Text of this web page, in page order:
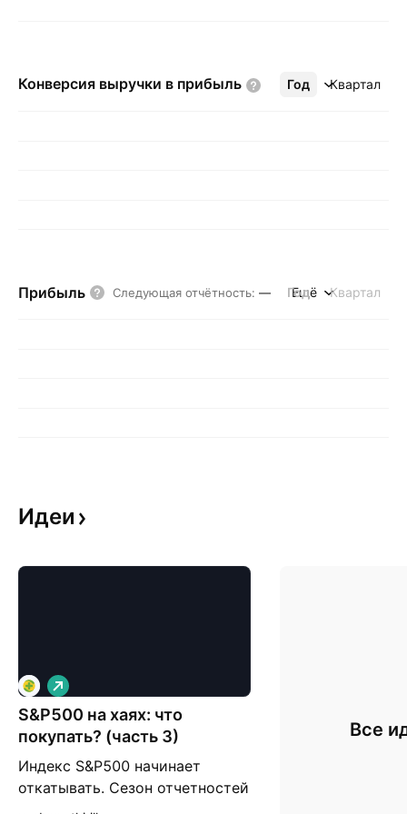
Конверсия выручки в прибыль Год Квартал
Ещё
Прибыль Следующая отчётность: — Год Квартал
Ещё
Идеи
S&P500 на хаях: что
покупать? (часть 3)
Индекс S&P500 начинает
откатывать. Сезон отчетностей
проходит очень весело,
Д
л
и
н
я
Все